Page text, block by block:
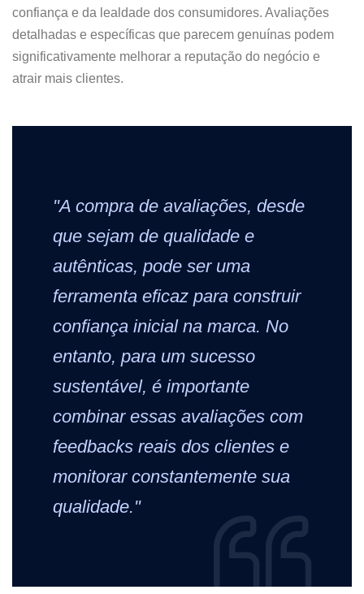
confiança e da lealdade dos consumidores. Avaliações
detalhadas e específicas que parecem genuínas podem
significativamente melhorar a reputação do negócio e
atrair mais clientes.
"A compra de avaliações, desde
que sejam de qualidade e
autênticas, pode ser uma
ferramenta eficaz para construir
confiança inicial na marca. No
entanto, para um sucesso
sustentável, é importante
combinar essas avaliações com
feedbacks reais dos clientes e
monitorar constantemente sua
qualidade."